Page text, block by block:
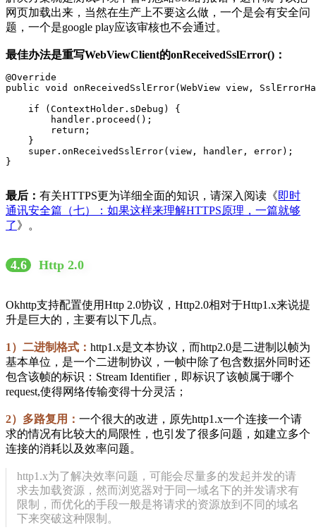
网页加载出来，当然在生产上不要这么做，一个是会有安全问
题，一个是google play应该审核也不会通过。
最佳办法是重写WebViewClient的onReceivedSslError()：
@Override
public void onReceivedSslError(WebView view,
    if (ContextHolder.sDebug) {
        handler.proceed();
        return;
    }
    super.onReceivedSslError(view, handler, error);
}
最后： 有关HTTPS更为详细全面的知识，请深入阅读《即时
通讯安全篇（七）：如果这样来理解HTTPS原理，一篇就够
了》。
4.6 Http 2.0
Okhttp支持配置使用Http 2.0协议，Http2.0相对于Http1.x来说提
升是巨大的，主要有以下几点。
1）二进制格式： http1.x是文本协议，而http2.0是二进制以帧为
基本单位，是一个二进制协议，一帧中除了包含数据外同时还
包含该帧的标识：Stream Identifier，即标识了该帧属于哪个
request,使得网络传输变得十分灵活；
2）多路复用： 一个很大的改进，原先http1.x一个连接一个请
求的情况有比较大的局限性，也引发了很多问题，如建立多个
连接的消耗以及效率问题。
http1.x为了解决效率问题，可能会尽量多的发起并发的请
求去加载资源，然而浏览器对于同一域名下的并发请求有
限制，而优化的手段一般是将请求的资源放到不同的域名
下来突破这种限制。